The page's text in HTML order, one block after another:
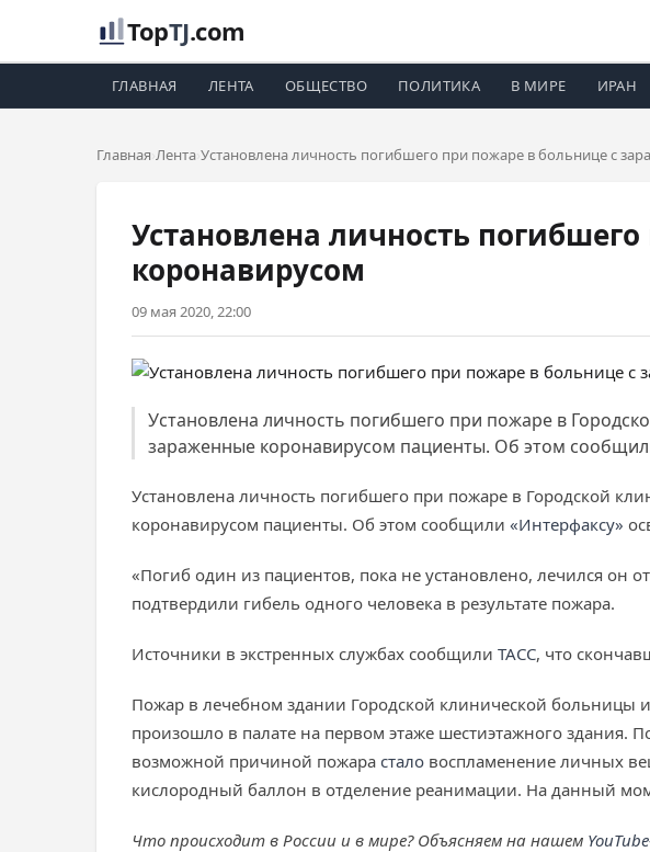
TopTJ.com
ГЛАВНАЯ ЛЕНТА ОБЩЕСТВО ПОЛИТИКА В МИРЕ ИРАН
Главная Лента Установлена личность погибшего при пожаре в больнице с
Установлена личность
коронавирусом
09 мая 2020, 22:00
Установлена личность погибшего при пожаре в
зараженные коронавирусом пациенты. Об этом
Установлена личность погибшего при пожаре в Городской
коронавирусом пациенты. Об этом сообщили «Интерфаксу»
«Погиб один из пациентов, пока не установлено, лечился он
подтвердили гибель одного человека в результате пожара.
Источники в экстренных службах сообщили ТАСС, что
Пожар в лечебном здании Городской клинической больницы
произошло в палате на первом этаже шестиэтажного
возможной причиной пожара стало воспламенение личных
кислородный баллон в отделение реанимации. На данный
Что происходит в России и в мире? Объясняем на нашем